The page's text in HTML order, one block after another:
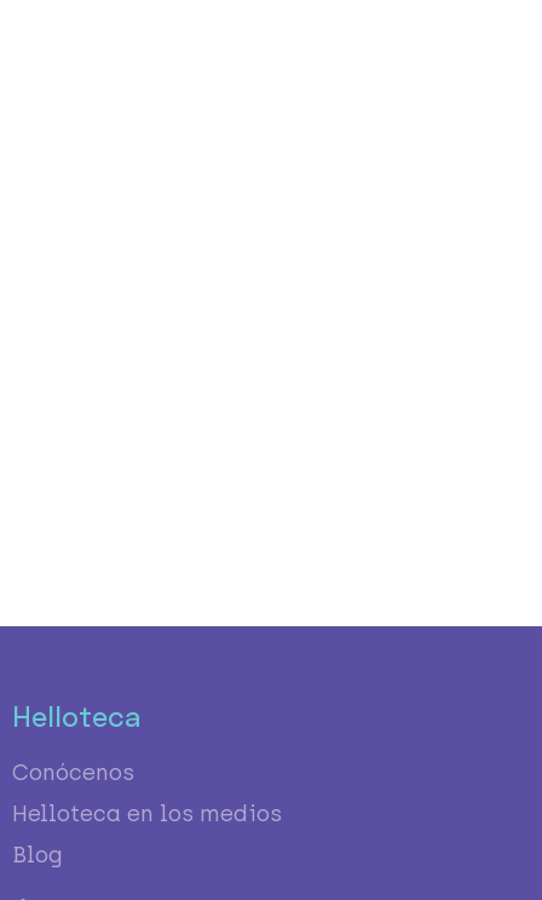
Helloteca
Conócenos
Helloteca en los medios
Blog